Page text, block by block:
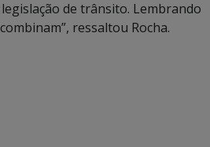
de trânsito. Lembrando
ressaltou Rocha.